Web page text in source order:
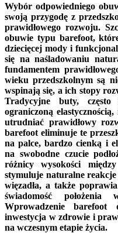
Wybór odpowiedniego
swoją przygodę z
prawidłowego rozwoju.
obuwie typu barefoot,
dziecięcej mody i
się na naśladowaniu
fundamentem
wieku przedszkolnym są
wspinają się, a ich stopy
Tradycyjne buty,
ograniczoną
utrudniać prawidłowy
barefoot eliminuje te
na palce, bardzo cienką i
na swobodne czucie
różnicy wysokości
stymuluje naturalne
więzadła, a także
świadomość położenia
Wprowadzenie
inwestycja w zdrowie i
na wczesnym etapie życia.